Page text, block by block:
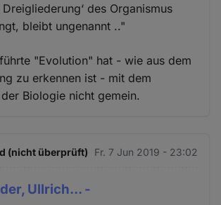
des Organismus
bleibt ungenannt .."
"Evolution" hat - wie aus dem
zu erkennen ist - mit dem
Biologie nicht gemein.
(nicht überprüft) Fr. 7 Jun 2019 - 23:02
Ullrich... -